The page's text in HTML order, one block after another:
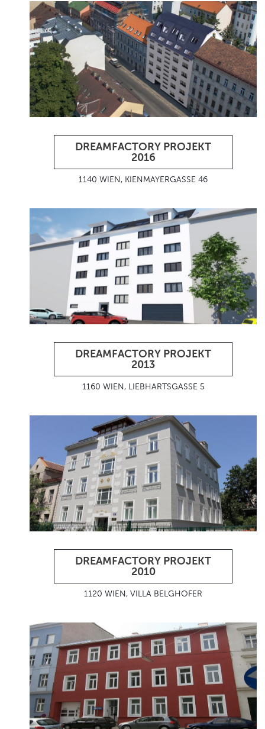
DREAMFACTORY PROJEKT
2016
1140 WIEN, KIENMAYERGASSE 46
DREAMFACTORY PROJEKT
2013
1160 WIEN, LIEBHARTSGASSE 5
DREAMFACTORY PROJEKT
2010
1120 WIEN, VILLA BELGHOFER